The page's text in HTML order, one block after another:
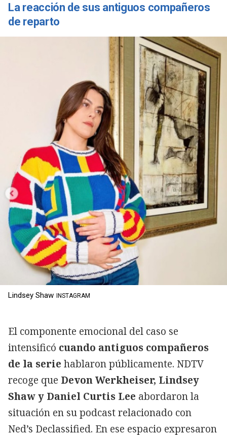
La reacción de sus antiguos compañeros
de reparto
Lindsey Shaw INSTAGRAM
El componente emocional del caso se
intensificó cuando antiguos compañeros
de la serie hablaron públicamente. NDTV
recoge que Devon Werkheiser, Lindsey
Shaw y Daniel Curtis Lee abordaron la
situación en su podcast relacionado con
Ned’s Declassified. En ese espacio expresaron